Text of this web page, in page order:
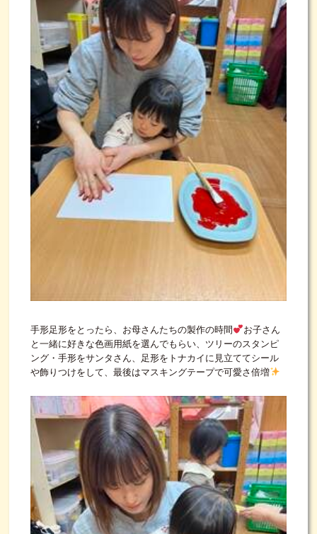
手形足形をとったら、お母さんたちの製作の時間
お子さん
と一緒に好きな色画用紙を選んでもらい、ツリーのスタンピ
ング・手形をサンタさん、足形をトナカイに見立ててシール
や飾りつけをして、最後はマスキングテープで可愛さ倍増